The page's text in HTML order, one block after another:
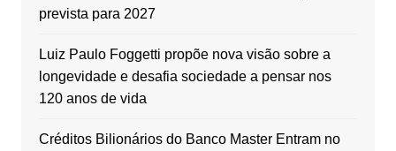
prevista para 2027
Luiz Paulo Foggetti propõe nova visão sobre a
longevidade e desafia sociedade a pensar nos
120 anos de vida
Créditos Bilionários do Banco Master Entram no